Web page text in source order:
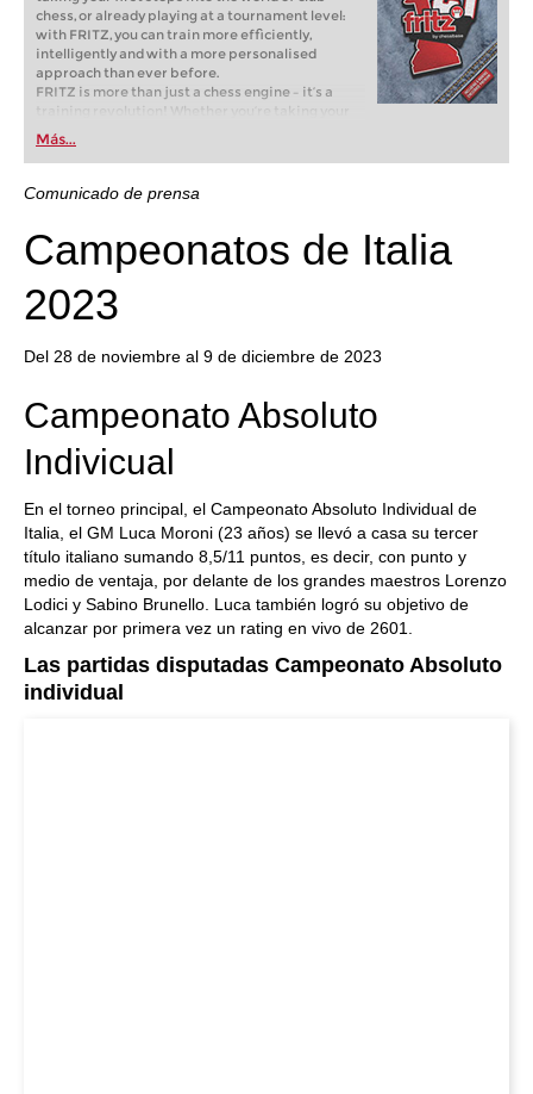
chess, or already playing at a tournament level:
with FRITZ, you can train more efficiently,
intelligently and with a more personalised
approach than ever before.
FRITZ is more than just a chess engine – it’s a
training revolution! Whether you’re taking your
first steps into the world of club chess, or already
playing at a tournament level: with FRITZ, you can
train more efficiently, intelligently and with a
more personalised approach than ever before.
Más...
Comunicado de prensa
Campeonatos de Italia
2023
Del 28 de noviembre al 9 de diciembre de 2023
Campeonato Absoluto
Indivicual
En el torneo principal, el Campeonato Absoluto Individual de
Italia, el GM Luca Moroni (23 años) se llevó a casa su tercer
título italiano sumando 8,5/11 puntos, es decir, con punto y
medio de ventaja, por delante de los grandes maestros Lorenzo
Lodici y Sabino Brunello. Luca también logró su objetivo de
alcanzar por primera vez un rating en vivo de 2601.
Las partidas disputadas Campeonato Absoluto
individual